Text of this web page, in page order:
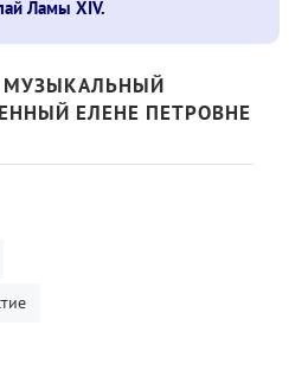
Ламы XIV.
ЕЛЕНЕ ПЕТРОВНЕ